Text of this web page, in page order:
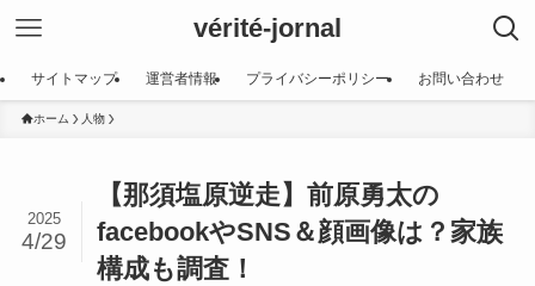
vérité-jornal
サイトマップ 運営者情報 プライバシーポリシー お問い合わせ
ホーム 人物
【那須塩原逆走】前原勇太の
facebookやSNS＆顔画像は？家族
構成も調査！
2025
4/29